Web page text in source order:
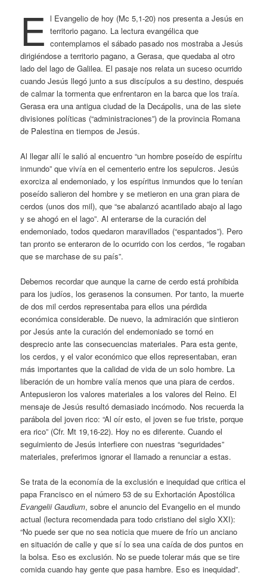
E l Evangelio de hoy (Mc 5,1-20) nos presenta a Jesús en
territorio pagano. La lectura evangélica que
contemplamos el sábado pasado nos mostraba a Jesús
dirigiéndose a territorio pagano, a Gerasa, que quedaba al otro
lado del lago de Galilea. El pasaje nos relata un suceso ocurrido
cuando Jesús llegó junto a sus discípulos a su destino, después
de calmar la tormenta que enfrentaron en la barca que los traía.
Gerasa era una antigua ciudad de la Decápolis, una de las siete
divisiones políticas (“administraciones”) de la provincia Romana
de Palestina en tiempos de Jesús.
Al llegar allí le salió al encuentro “un hombre poseído de espíritu
inmundo” que vivía en el cementerio entre los sepulcros. Jesús
exorciza al endemoniado, y los espíritus inmundos que lo tenían
poseído salieron del hombre y se metieron en una gran piara de
cerdos (unos dos mil), que “se abalanzó acantilado abajo al lago
y se ahogó en el lago”. Al enterarse de la curación del
endemoniado, todos quedaron maravillados (“espantados”). Pero
tan pronto se enteraron de lo ocurrido con los cerdos, “le rogaban
que se marchase de su país”.
Debemos recordar que aunque la carne de cerdo está prohibida
para los judíos, los gerasenos la consumen. Por tanto, la muerte
de dos mil cerdos representaba para ellos una pérdida
económica considerable. De nuevo, la admiración que sintieron
por Jesús ante la curación del endemoniado se tornó en
desprecio ante las consecuencias materiales. Para esta gente,
los cerdos, y el valor económico que ellos representaban, eran
más importantes que la calidad de vida de un solo hombre. La
liberación de un hombre valía menos que una piara de cerdos.
Antepusieron los valores materiales a los valores del Reino. El
mensaje de Jesús resultó demasiado incómodo. Nos recuerda la
parábola del joven rico: “Al oír esto, el joven se fue triste, porque
era rico” (Cfr. Mt 19,16-22). Hoy no es diferente. Cuando el
seguimiento de Jesús interfiere con nuestras “seguridades”
materiales, preferimos ignorar el llamado a renunciar a estas.
Se trata de la economía de la exclusión e inequidad que critica el
papa Francisco en el número 53 de su Exhortación Apostólica
Evangelii Gaudium, sobre el anuncio del Evangelio en el mundo
actual (lectura recomendada para todo cristiano del siglo XXI):
“No puede ser que no sea noticia que muere de frío un anciano
en situación de calle y que sí lo sea una caída de dos puntos en
la bolsa. Eso es exclusión. No se puede tolerar más que se tire
comida cuando hay gente que pasa hambre. Eso es inequidad”.